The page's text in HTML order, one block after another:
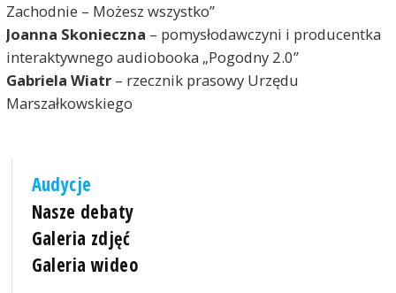
Zachodnie – Możesz wszystko”
Joanna Skonieczna – pomysłodawczyni i producentka
interaktywnego audiobooka „Pogodny 2.0”
Gabriela Wiatr– rzecznik prasowy Urzędu
Marszałkowskiego
Audycje
Nasze debaty
Galeria zdjęć
Galeria wideo